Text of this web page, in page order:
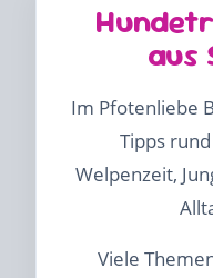
Im Pfotenliebe
Tipps
Welpenzeit,
Viele